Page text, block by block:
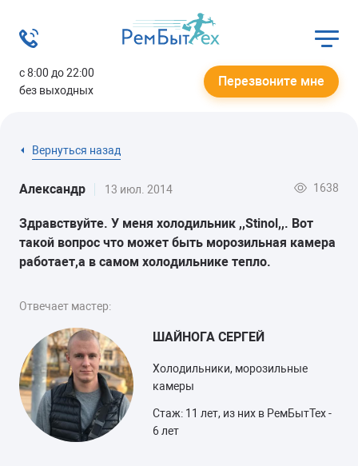
с 8:00 до 22:00
без выходных
Перезвоните мне
Вернуться назад
Александр 13 июл. 2014 1638
Здравствуйте. У меня холодильник ,,Stinol,,. Вот
такой вопрос что может быть морозильная камера
работает,а в самом холодильнике тепло.
Отвечает мастер:
ШАЙНОГА СЕРГЕЙ
Холодильники, морозильные
камеры
Стаж: 11 лет, из них в РемБытТех -
6 лет